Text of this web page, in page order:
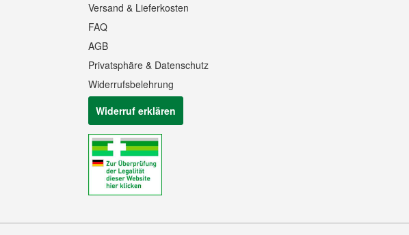
Versand & Lieferkosten
FAQ
AGB
Privatsphäre & Datenschutz
Widerrufsbelehrung
Widerruf erklären